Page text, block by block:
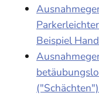
Beispiel
("Schächten")